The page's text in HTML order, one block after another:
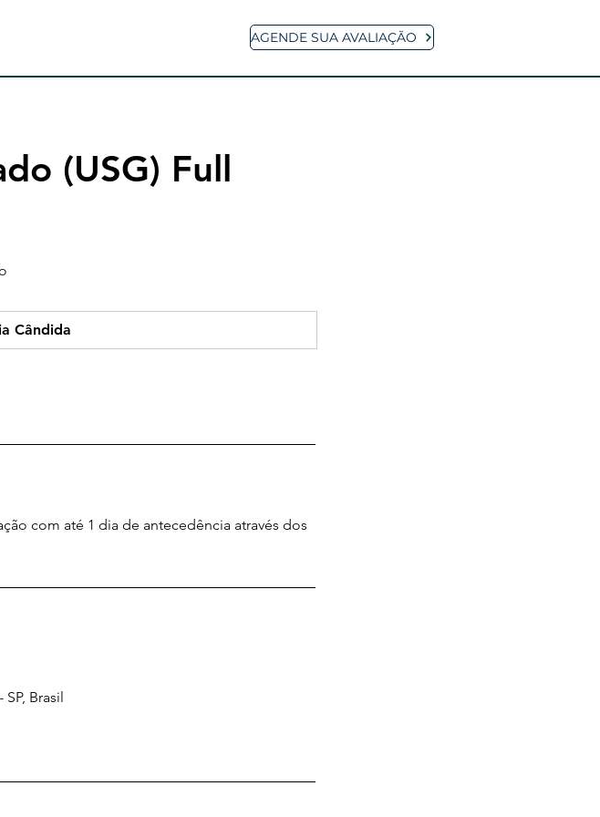
AGENDE SUA AVALIAÇÃO
(USG) Full
Cândida
com até 1 dia de antecedência através dos
Brasil